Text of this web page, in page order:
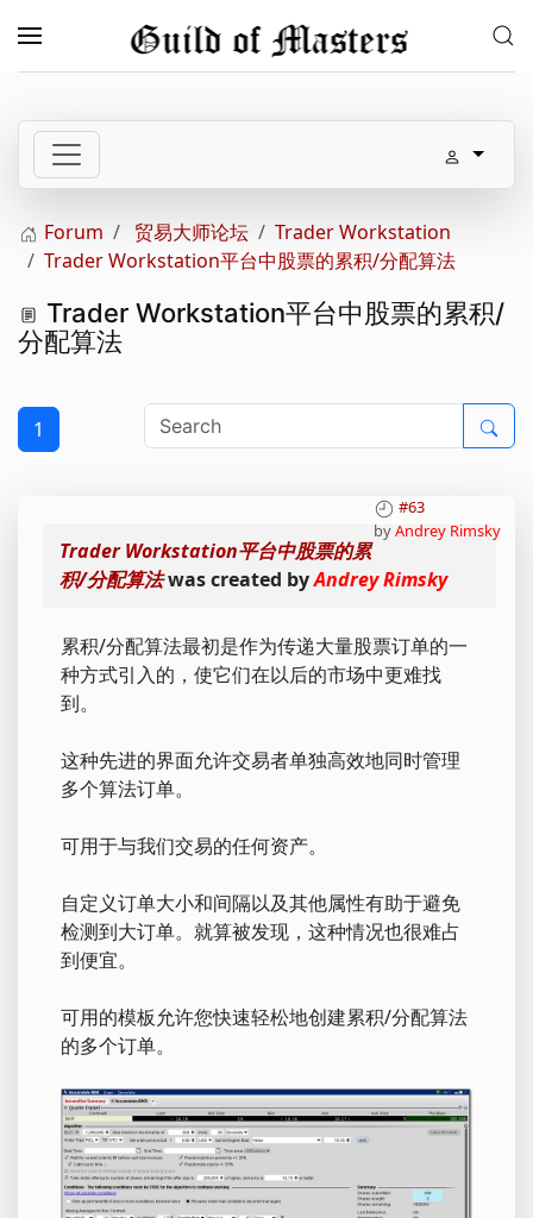
Skip to main content
Forum 贸易大师论坛
Trader Workstation
Trader Workstation平台中股票的累积/分配算法
Trader Workstation平台中股票的累积/
分配算法
1
#63
byAndrey Rimsky
Trader Workstation平台中股票的累
积/分配算法was created byAndrey Rimsky
累积/分配算法最初是作为传递大量股票订单的一
种方式引入的，使它们在以后的市场中更难找
到。
这种先进的界面允许交易者单独高效地同时管理
多个算法订单。
可用于与我们交易的任何资产。
自定义订单大小和间隔以及其他属性有助于避免
检测到大订单。就算被发现，这种情况也很难占
到便宜。
可用的模板允许您快速轻松地创建累积/分配算法
的多个订单。